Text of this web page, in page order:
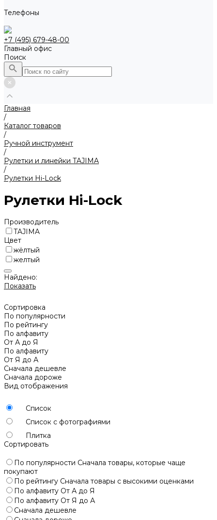
Телефоны
+7 (495) 679-48-00
Главный офис
Поиск
Главная
/
Каталог товаров
/
Ручной инструмент
/
Рулетки и линейки TAJIMA
/
Рулетки Hi-Lock
Рулетки Hi-Lock
Производитель
TAJIMA
Цвет
жёлтый
желтый
Найдено:
Показать
Сортировка
По популярности
По рейтингу
По алфавиту
От А до Я
По алфавиту
От Я до А
Сначала дешевле
Сначала дороже
Вид отображения
Список
Список с фотографиями
Плитка
Сортировать
По популярности Сначала товары, которые чаще
покупают
По рейтингу Сначала товары с высокими оценками
По алфавиту От А до Я
По алфавиту От Я до А
Сначала дешевле